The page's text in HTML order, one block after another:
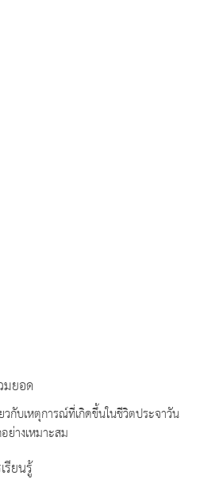
ยอด
วกับเหตุการณ์ที่เกิดขึ้นในชีวิตประจาวัน
างเหมาะสม
รียนรู้